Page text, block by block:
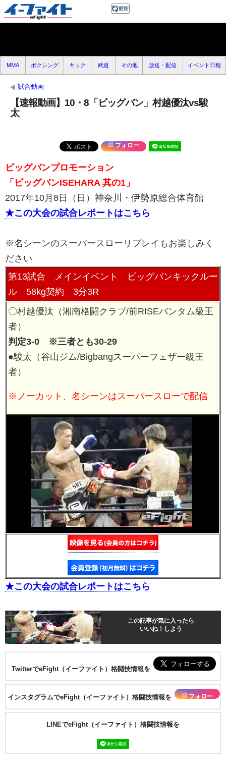
MMA ボクシング キック 武道 その他 放送・配信 イベント日程
試合動画
【速報動画】10・8「ビッグバン」村越優汰vs駿
太
フォロー
ビッグバンプロモーション
「ビッグバンISEHARA 其の1」
2017年10月8日（日）神奈川・伊勢原総合体育館
★この大会の試合レポートはこちら
※名シーンのスーパースローリプレイもお楽しみく
ださい
第13試合 メインイベント ビッグバンキックルー
ル 58kg契約 3分3R
〇村越優汰（湘南格闘クラブ/前RISEバンタム級王
者）
判定3-0 ※三者とも30-29
●駿太（谷山ジム/Bigbangスーパーフェザー級王
者）
※ノーカット、名シーンはスーパースローで配信
★この大会の試合レポートはこちら
この記事が気に入ったら
いいね！しよう
TwitterでeFight（イーファイト）格闘技情報を
インスタグラムでeFight（イーファイト）格闘技情報を フォロー
LINEでeFight（イーファイト）格闘技情報を